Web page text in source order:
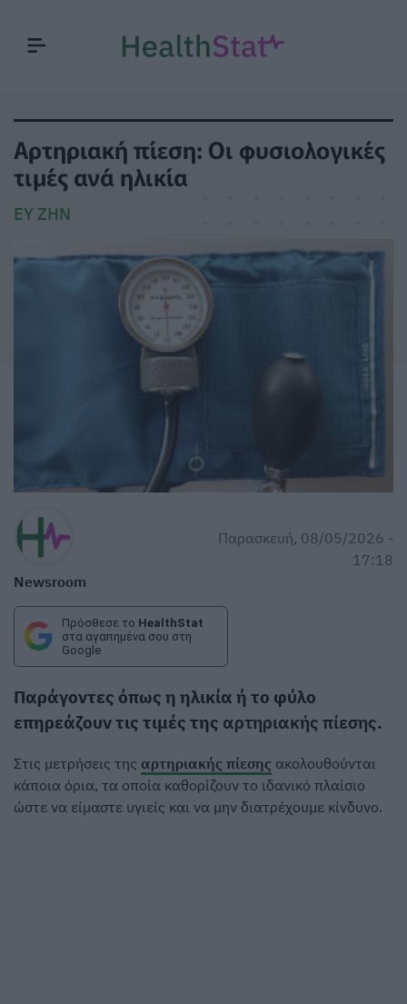
Αρτηριακή πίεση: Οι φυσιολογικές
τιμές ανά ηλικία
ΕΥ ΖΗΝ
Newsroom
Παρασκευή, 08/05/2026 -
17:18
Πρόσθεσε το HealthStat
στα αγαπημένα σου στη
Google
Παράγοντες όπως η ηλικία ή το φύλο
επηρεάζουν τις τιμές της αρτηριακής πίεσης.
Στις μετρήσεις της αρτηριακής πίεσης ακολουθούνται
κάποια όρια, τα οποία καθορίζουν το ιδανικό πλαίσιο
ώστε να είμαστε υγιείς και να μην διατρέχουμε κίνδυνο.